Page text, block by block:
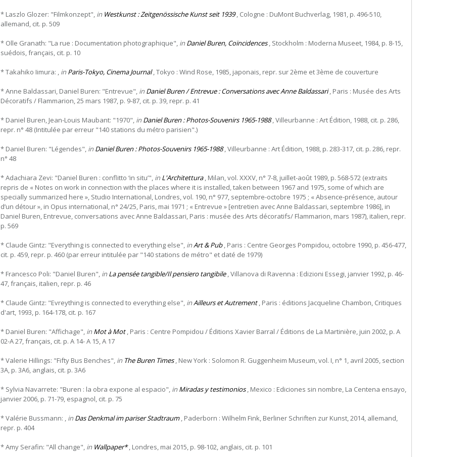
* Laszlo Glozer: "Filmkonzept", in Westkunst : Zeitgenössische Kunst seit 1939, Cologne : DuMont Buchverlag, 1981, p. 496-510,
allemand, cit. p. 509
* Olle Granath: "La rue : Documentation photographique", in Daniel Buren, Coïncidences, Stockholm : Moderna Museet, 1984, p. 8-15,
suédois, français, cit. p. 10
* Takahiko Iimura: , in Paris-Tokyo, Cinema Journal, Tokyo : Wind Rose, 1985, japonais, repr. sur 2ème et 3ème de couverture
* Anne Baldassari, Daniel Buren: "Entrevue", in Daniel Buren / Entrevue : Conversations avec Anne Baldassari, Paris : Musée des Arts
Décoratifs / Flammarion, 25 mars 1987, p. 9-87, cit. p. 39, repr. p. 41
* Daniel Buren, Jean-Louis Maubant: "1970", in Daniel Buren : Photos-Souvenirs 1965-1988, Villeurbanne : Art Édition, 1988, cit. p. 286,
repr. n° 48 (Intitulée par erreur "140 stations du métro parisien".)
* Daniel Buren: "Légendes", in Daniel Buren : Photos-Souvenirs 1965-1988, Villeurbanne : Art Édition, 1988, p. 283-317, cit. p. 286, repr.
n° 48
* Adachiara Zevi: "Daniel Buren : conflitto ‘in situ’", in L'Architettura, Milan, vol. XXXV, n° 7-8, juillet-août 1989, p. 568-572 (extraits
repris de « Notes on work in connection with the places where it is installed, taken between 1967 and 1975, some of which are
specially summarized here », Studio International, Londres, vol. 190, n° 977, septembre-octobre 1975 ; « Absence-présence, autour
d’un détour », in Opus international, n° 24/25, Paris, mai 1971 ; « Entrevue » [entretien avec Anne Baldassari, septembre 1986], in
Daniel Buren, Entrevue, conversations avec Anne Baldassari, Paris : musée des Arts décoratifs/ Flammarion, mars 1987), italien, repr.
p. 569
* Claude Gintz: "Everything is connected to everything else", inArt & Pub, Paris : Centre Georges Pompidou, octobre 1990, p. 456-477,
cit. p. 459, repr. p. 460 (par erreur intitulée par "140 stations de métro" et daté de 1979)
* Francesco Poli: "Daniel Buren", in La pensée tangible/Il pensiero tangibile, Villanova di Ravenna : Edizioni Essegi, janvier 1992, p. 46-
47, français, italien, repr. p. 46
* Claude Gintz: "Evreything is connected to everything else", inAilleurs et Autrement, Paris : éditions Jacqueline Chambon, Critiques
d'art, 1993, p. 164-178, cit. p. 167
* Daniel Buren: "Affichage", in Mot à Mot, Paris : Centre Pompidou / Éditions Xavier Barral / Éditions de La Martinière, juin 2002, p. A
02-A 27, français, cit. p. A 14- A 15, A 17
* Valerie Hillings: "Fifty Bus Benches", in The Buren Times, New York : Solomon R. Guggenheim Museum, vol. I, n° 1, avril 2005, section
3A, p. 3A6, anglais, cit. p. 3A6
* Sylvia Navarrete: "Buren : la obra expone al espacio", in Miradas y testimonios, Mexico : Ediciones sin nombre, La Centena ensayo,
janvier 2006, p. 71-79, espagnol, cit. p. 75
* Valérie Bussmann: , in Das Denkmal im pariser Stadtraum, Paderborn : Wilhelm Fink, Berliner Schriften zur Kunst, 2014, allemand,
repr. p. 404
* Amy Serafin: "All change", in Wallpaper*, Londres, mai 2015, p. 98-102, anglais, cit. p. 101